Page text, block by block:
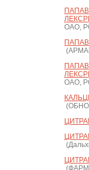
ОАО,
ОАО,